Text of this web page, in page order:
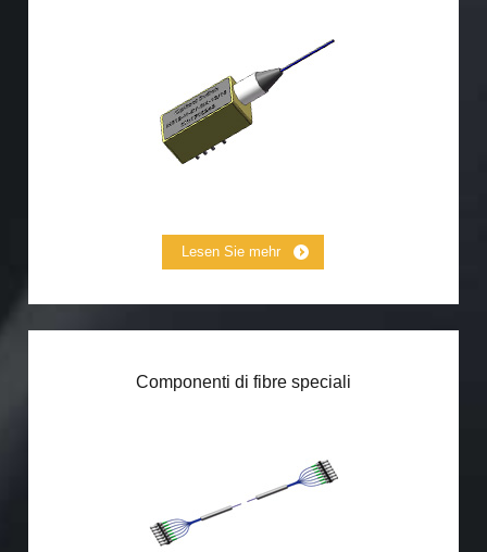
Alta potenza Optical Switch
Modulo Variabile Tempo-Delay
Magneto Optical Switch
Lesen Sie mehr
Componenti di fibre speciali